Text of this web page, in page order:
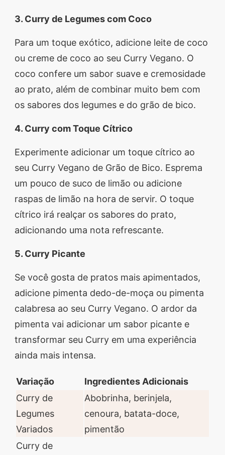
3. Curry de Legumes com Coco
Para um toque exótico, adicione leite de coco
ou creme de coco ao seu Curry Vegano. O
coco confere um sabor suave e cremosidade
ao prato, além de combinar muito bem com
os sabores dos legumes e do grão de bico.
4. Curry com Toque Cítrico
Experimente adicionar um toque cítrico ao
seu Curry Vegano de Grão de Bico. Esprema
um pouco de suco de limão ou adicione
raspas de limão na hora de servir. O toque
cítrico irá realçar os sabores do prato,
adicionando uma nota refrescante.
5. Curry Picante
Se você gosta de pratos mais apimentados,
adicione pimenta dedo-de-moça ou pimenta
calabresa ao seu Curry Vegano. O ardor da
pimenta vai adicionar um sabor picante e
transformar seu Curry em uma experiência
ainda mais intensa.
Variação
Ingredientes Adicionais
Curry de
Legumes
Variados
Abobrinha, berinjela,
cenoura, batata-doce,
pimentão
Curry de